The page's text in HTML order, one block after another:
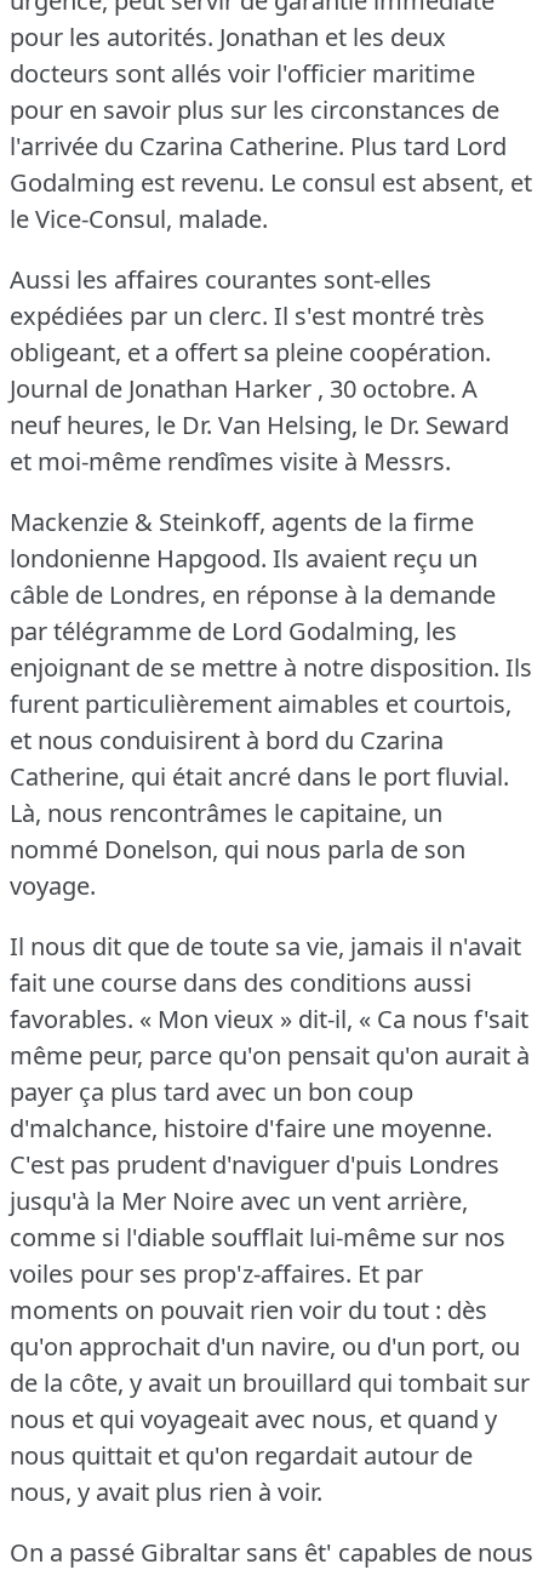
pour les autorités. Jonathan et les deux
docteurs sont allés voir l'officier maritime
pour en savoir plus sur les circonstances de
l'arrivée du Czarina Catherine. Plus tard Lord
Godalming est revenu. Le consul est absent, et
le Vice-Consul, malade.
Aussi les affaires courantes sont-elles
expédiées par un clerc. Il s'est montré très
obligeant, et a offert sa pleine coopération.
Journal de Jonathan Harker , 30 octobre. A
neuf heures, le Dr. Van Helsing, le Dr. Seward
et moi-même rendîmes visite à Messrs.
Mackenzie & Steinkoff, agents de la firme
londonienne Hapgood. Ils avaient reçu un
câble de Londres, en réponse à la demande
par télégramme de Lord Godalming, les
enjoignant de se mettre à notre disposition. Ils
furent particulièrement aimables et courtois,
et nous conduisirent à bord du Czarina
Catherine, qui était ancré dans le port fluvial.
Là, nous rencontrâmes le capitaine, un
nommé Donelson, qui nous parla de son
voyage.
Il nous dit que de toute sa vie, jamais il n'avait
fait une course dans des conditions aussi
favorables. « Mon vieux » dit-il, « Ca nous f'sait
même peur, parce qu'on pensait qu'on aurait à
payer ça plus tard avec un bon coup
d'malchance, histoire d'faire une moyenne.
C'est pas prudent d'naviguer d'puis Londres
jusqu'à la Mer Noire avec un vent arrière,
comme si l'diable soufflait lui-même sur nos
voiles pour ses prop'z-affaires. Et par
moments on pouvait rien voir du tout : dès
qu'on approchait d'un navire, ou d'un port, ou
de la côte, y avait un brouillard qui tombait sur
nous et qui voyageait avec nous, et quand y
nous quittait et qu'on regardait autour de
nous, y avait plus rien à voir.
On a passé Gibraltar sans êt' capables de nous